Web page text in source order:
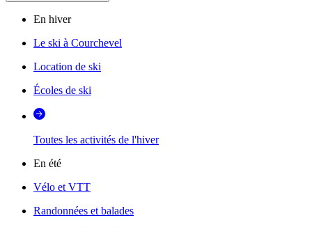
En hiver
Le ski à Courchevel
Location de ski
Écoles de ski
Toutes les activités de l'hiver
En été
Vélo et VTT
Randonnées et balades